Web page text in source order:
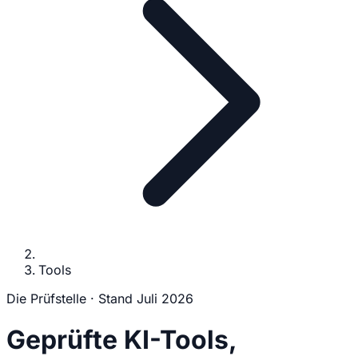
Tools
Die Prüfstelle · Stand Juli 2026
Geprüfte KI-Tools,